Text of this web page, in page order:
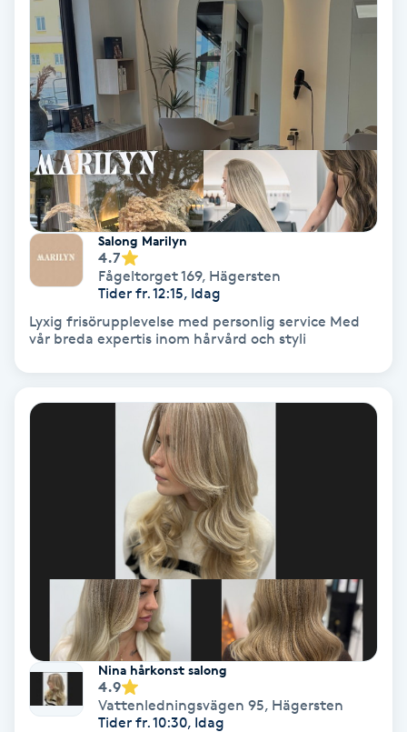
Ansiktsbehandling djuprengörande
Babylights
Balayage
Bambumassage
Barber
Barnklippning
BIAB
Brynplockning
Bröllopsuppsättning
Salong Marilyn
4.7
Fågeltorget 169, Hägersten
Tider fr. 12:15, Idag
Lyxig frisörupplevelse med personlig service Med
vår breda expertis inom hårvård och styli
Nina hårkonst salong
4.9
Vattenledningsvägen 95, Hägersten
Tider fr. 10:30, Idag